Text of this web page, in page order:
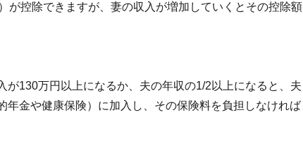
が控除できますが、妻の収入が増加していくとその控除額
が130万円以上になるか、夫の年収の1/2以上になると、夫
年金や健康保険）に加入し、その保険料を負担しなければ